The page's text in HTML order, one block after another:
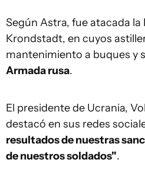
Según Astra, fue atacada la
Krondstadt, en cuyos
mantenimiento a buques y
Armada rusa.
El presidente de Ucrania,
destacó en sus redes
resultados de nuestras
de nuestros soldados".